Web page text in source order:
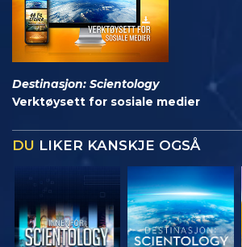
Destinasjon: Scientology
Verktøysett for sosiale medier
DU LIKER KANSKJE OGSÅ